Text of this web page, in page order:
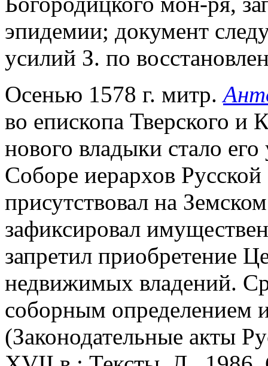
эпидемии; документ
усилий З. по
Осенью 1578 г. митр.
во епископа Тверского
нового владыки стало
Соборе иерархов
присутствовал на
зафиксировал
запретил приобретение
недвижимых владений.
соборным определением
(Законодательные акты